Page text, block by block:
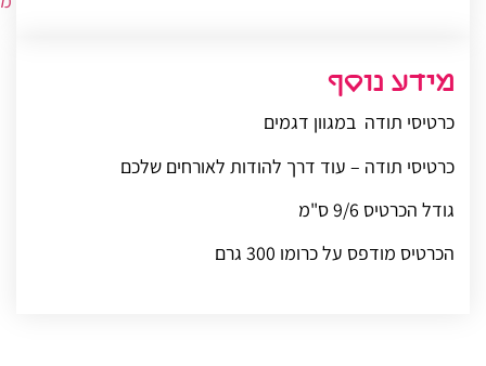
מידע נוסף
כרטיסי תודה במגוון דגמים
כרטיסי תודה – עוד דרך להודות לאורחים שלכם
גודל הכרטיס 9/6 ס"מ
הכרטיס מודפס על כרומו 300 גרם